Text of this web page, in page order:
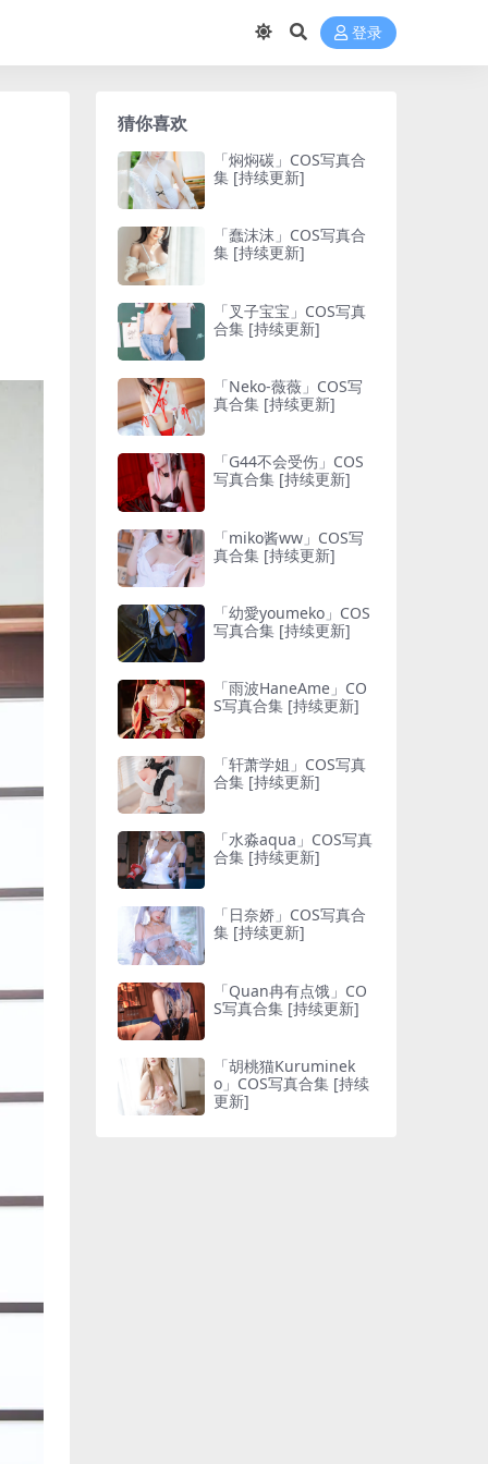
登录
猜你喜欢
「焖焖碳」COS写真合
集 [持续更新]
「蠢沫沫」COS写真合
集 [持续更新]
「叉子宝宝」COS写真
合集 [持续更新]
「Neko-薇薇」COS写
真合集 [持续更新]
「G44不会受伤」COS
写真合集 [持续更新]
「miko酱ww」COS写
真合集 [持续更新]
「幼愛youmeko」COS
写真合集 [持续更新]
「雨波HaneAme」CO
S写真合集 [持续更新]
「轩萧学姐」COS写真
合集 [持续更新]
「水淼aqua」COS写真
合集 [持续更新]
「日奈娇」COS写真合
集 [持续更新]
「Quan冉有点饿」CO
S写真合集 [持续更新]
「胡桃猫Kuruminek
o」COS写真合集 [持续
更新]